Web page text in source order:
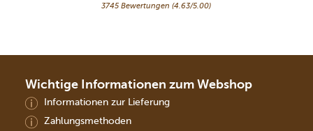
3745 Bewertungen (4.63/5.00)
Wichtige Informationen zum Webshop
Informationen zur Lieferung
Zahlungsmethoden